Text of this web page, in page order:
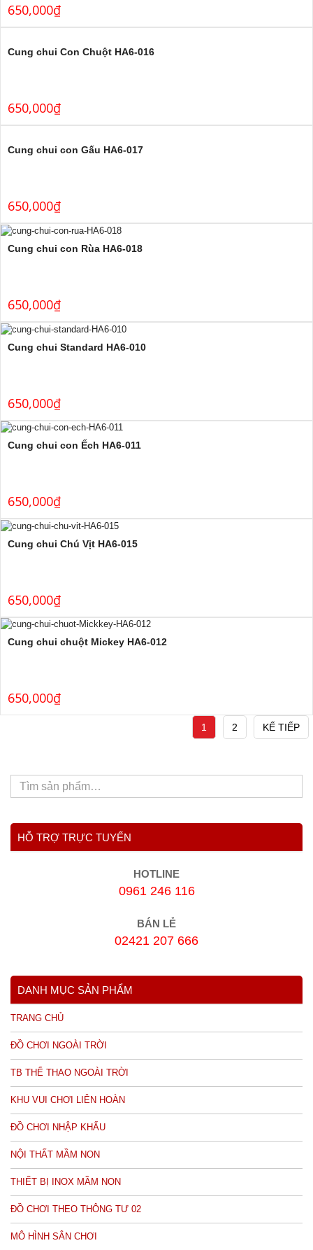
650,000₫
Cung chui Con Chuột HA6-016
650,000₫
Cung chui con Gấu HA6-017
650,000₫
Cung chui con Rùa HA6-018
650,000₫
Cung chui Standard HA6-010
650,000₫
Cung chui con Ếch HA6-011
650,000₫
Cung chui Chú Vịt HA6-015
650,000₫
Cung chui chuột Mickey HA6-012
650,000₫
1 2 KẾ TIẾP
HỖ TRỢ TRỰC TUYẾN
HOTLINE
0961 246 116
BÁN LẺ
02421 207 666
DANH MỤC SẢN PHẨM
TRANG CHỦ
ĐỒ CHƠI NGOÀI TRỜI
TB THỂ THAO NGOÀI TRỜI
KHU VUI CHƠI LIÊN HOÀN
ĐỒ CHƠI NHẬP KHẨU
NỘI THẤT MẦM NON
THIẾT BỊ INOX MẦM NON
ĐỒ CHƠI THEO THÔNG TƯ 02
MÔ HÌNH SÂN CHƠI